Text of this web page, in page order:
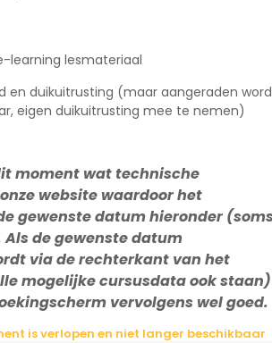
learning lesmateriaal
en duikuitrusting (maar aangeraden
eigen duikuitrusting mee te nemen)
moment wat technische
website waardoor het
gewenste datum hieronder
de gewenste datum
via de rechterkant van het
mogelijke cursusdata ook staan)
vervolgens wel goed.
is verlopen en niet langer beschikbaar